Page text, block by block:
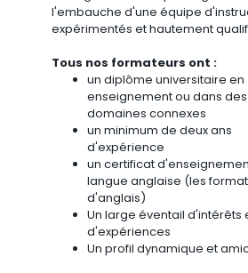
l'embauche d'une équipe
expérimentés et hautement
Tous nos formateurs ont :
un diplôme universitaire en
enseignement ou dans des
domaines connexes
un minimum de deux ans
d'expérience
un certificat
langue anglaise (les
d'anglais)
Un large éventail d'intérêts
d'expériences
Un profil dynamique et